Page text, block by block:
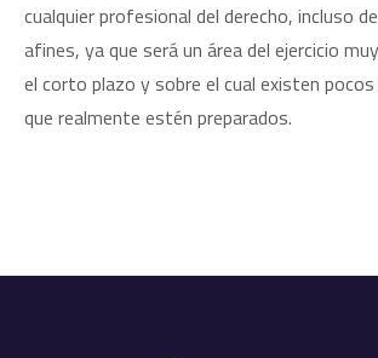
cualquier profesional del derecho, incluso
afines, ya que será un área del ejercicio
el corto plazo y sobre el cual existen
que realmente estén preparados.